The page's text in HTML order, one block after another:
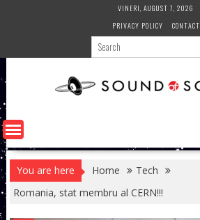
VINERI, AUGUST 7, 2026
PRIVACY POLICY
CONTACT
You are here Home
Tech
Romania, stat membru al CERN!!!